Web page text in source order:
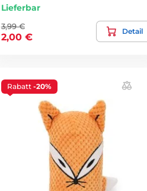
Lieferbar
3,99 €
2,00 €
Detail
Rabatt -20%